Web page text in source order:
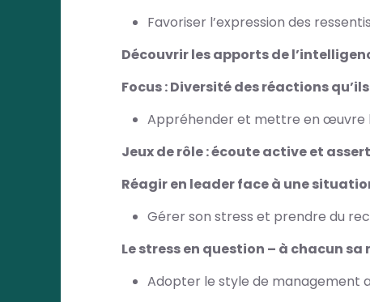
Favoriser l’expression des
Découvrir les apports de
Focus : Diversité des réactions
Appréhender et mettre en œuvre
Jeux de rôle : écoute active et
Réagir en leader face à une
Gérer son stress et prendre du
Le stress en question – à chacun
Adopter le style de management